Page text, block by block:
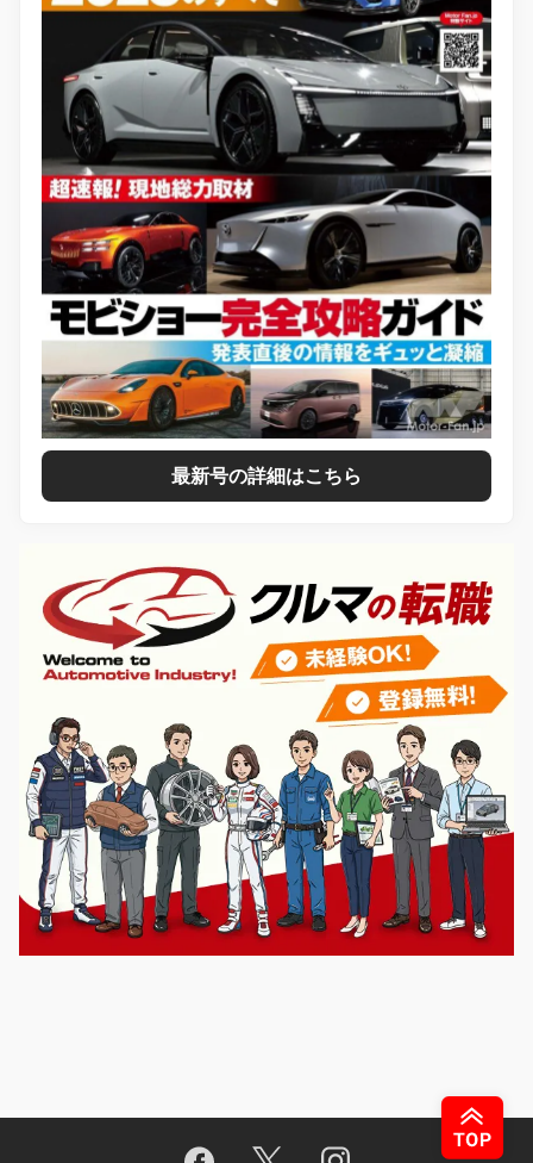
最新号の詳細はこちら